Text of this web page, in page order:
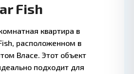
Fish
квартира в
расположенном в
Власе. Этот объект
подходит для